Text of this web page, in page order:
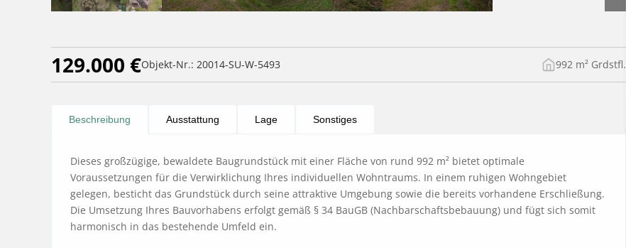
129.000 €Objekt-Nr.: 20014-SU-W-5493 992 m² Grdstfl.
Beschreibung Ausstattung Lage Sonstiges
Dieses großzügige, bewaldete Baugrundstück mit einer Fläche von rund 992 m² bietet optimale
Voraussetzungen für die Verwirklichung Ihres individuellen Wohntraums. In einem ruhigen Wohngebiet
gelegen, besticht das Grundstück durch seine attraktive Umgebung sowie die bereits vorhandene Erschließung.
Die Umsetzung Ihres Bauvorhabens erfolgt gemäß § 34 BauGB (Nachbarschaftsbebauung) und fügt sich somit
harmonisch in das bestehende Umfeld ein.